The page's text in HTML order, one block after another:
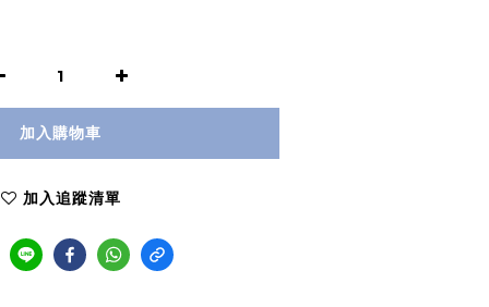
加入購物車
加入追蹤清單